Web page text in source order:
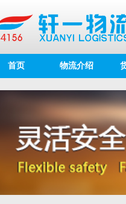
首页 物流介绍